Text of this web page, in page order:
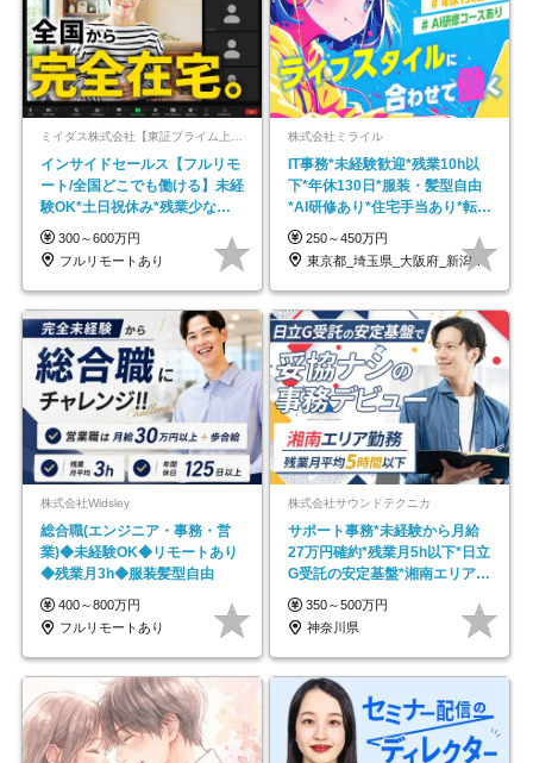
インサイドセールス【フルリモ
ート/全国どこでも働ける】未経
験OK*土日祝休み*残業少なめ*
在宅勤務手当あり
300～600万円
フルリモートあり
株式会社ミライル
IT事務*未経験歓迎*残業10h以
下*年休130日*服装・髪型自由
*AI研修あり*住宅手当あり*転勤
なし
250～450万円
東京都_埼玉県_大阪府_新潟県_福岡県
株式会社Widsley
総合職(エンジニア・事務・営
業)◆未経験OK◆リモートあり
◆残業月3h◆服装髪型自由
400～800万円
フルリモートあり
株式会社サウンドテクニカ
サポート事務*未経験から月給
27万円確約*残業月5h以下*日立
G受託の安定基盤*湘南エリア勤
務
350～500万円
神奈川県